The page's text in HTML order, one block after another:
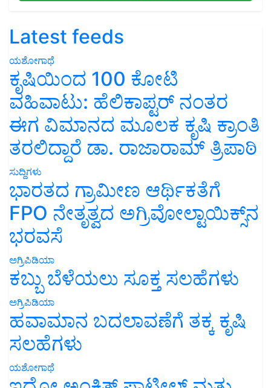
Latest feeds
ಯಶೋಗಾಥೆ
ಕೃಷಿಯಿಂದ 100 ಕೋಟಿ
ವಹಿವಾಟು: ಹೆಲಿಕಾಪ್ಟರ್ ನಂತರ
ಈಗ ವಿಮಾನದ ಮೂಲಕ ಕೃಷಿ ಕ್ರಾಂತಿ
ತರಲಿದ್ದಾರೆ ಡಾ. ರಾಜಾರಾಮ್ ತ್ರಿಪಾಠಿ
ಸುದ್ದಿಗಳು
ಭಾರತದ ಗ್ರಾಮೀಣ ಆರ್ಥಿಕತೆಗೆ
FPO ನೇತೃತ್ವದ ಅಗ್ರಿವೋಲ್ಟಾಯಿಕ್ಸ್‌ನ
ಭರವಸೆ
ಅಗ್ರಿಪಿಡಿಯಾ
ಕಬ್ಬು ಬೆಳೆಯಲು ಸೂಕ್ತ ಸಲಹೆಗಳು
ಅಗ್ರಿಪಿಡಿಯಾ
ಹವಾಮಾನ ಬದಲಾವಣೆಗೆ ತಕ್ಕ ಕೃಷಿ
ಸಲಹೆಗಳು
ಯಶೋಗಾಥೆ